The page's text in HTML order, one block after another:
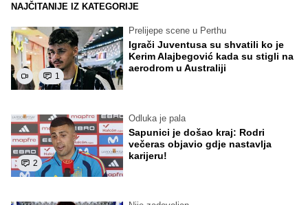
NAJČITANIJE IZ KATEGORIJE
1
Prelijepe scene u Perthu
Igrači Juventusa su shvatili ko je
Kerim Alajbegović kada su stigli na
aerodrom u Australiji
2
Odluka je pala
Sapunici je došao kraj: Rodri
večeras objavio gdje nastavlja
karijeru!